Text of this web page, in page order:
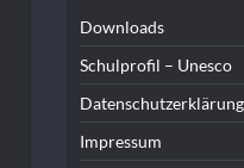
Downloads
Schulprofil – Unesco
Datenschutzerklärung
Impressum